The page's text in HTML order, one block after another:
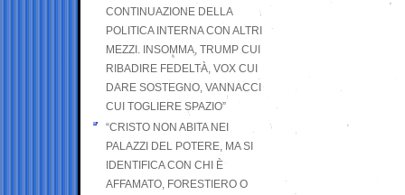
CONTINUAZIONE DELLA
POLITICA INTERNA CON ALTRI
MEZZI. INSOMMA, TRUMP CUI
RIBADIRE FEDELTÀ, VOX CUI
DARE SOSTEGNO, VANNACCI
CUI TOGLIERE SPAZIO”
“CRISTO NON ABITA NEI
PALAZZI DEL POTERE, MA SI
IDENTIFICA CON CHI È
AFFAMATO, FORESTIERO O